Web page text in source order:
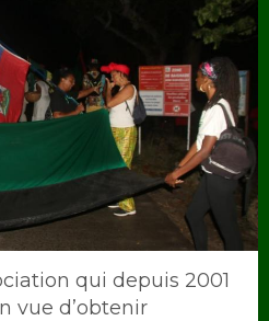
qui depuis 2001
vue d’obtenir